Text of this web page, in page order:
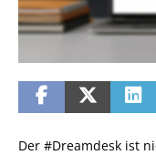
Der #Dreamdesk ist